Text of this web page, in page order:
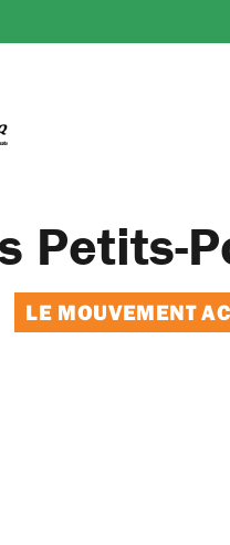
Petits-
LE MOUVEMENT